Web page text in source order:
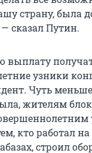
страну, была
сказал Путин.
выплату
узники
Чуть
жителям
кто работал
строил